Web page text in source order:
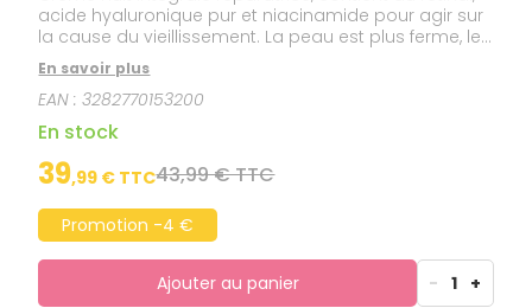
acide hyaluronique pur et niacinamide pour agir sur
la cause du vieillissement. La peau est plus ferme, les
rides sont comblées.
En savoir plus
EAN :3282770153200
En stock
39,99 € TTC43,99 € TTC
Promotion -4 €
Ajouter au panier - 1 +